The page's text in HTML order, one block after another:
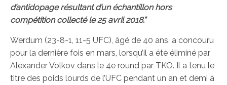
d’antidopage résultant d’un échantillon hors
compétition collecté le 25 avril 2018.”
Werdum (23-8-1, 11-5 UFC), âgé de 40 ans, a concouru
pour la dernière fois en mars, lorsqu’il a été éliminé par
Alexander Volkov dans le 4e round par TKO. Il a tenu le
titre des poids lourds de l’UFC pendant un an et demi à